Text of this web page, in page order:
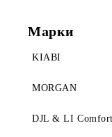
Марки
KIABI
MORGAN
DJL & LI Comfort